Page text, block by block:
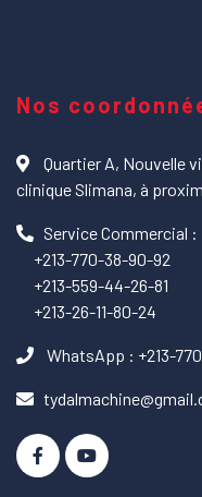
Nos
Quartier A, Nouvelle
clinique Slimana, à
Service Commercial :
+213-770-38-90-92
+213-559-44-26-81
+213-26-11-80-24
WhatsApp : +213-